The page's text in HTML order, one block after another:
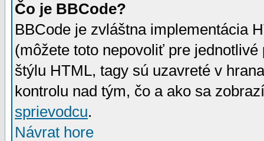
Čo je BBCode?
BBCode je zvláštna implementácia
(môžete toto nepovoliť pre
štýlu HTML, tagy sú uzavreté v
kontrolu nad tým, čo a ako sa
sprievodcu.
Návrat hore